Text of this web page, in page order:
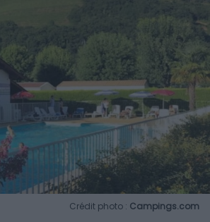
Crédit photo : Campings.com